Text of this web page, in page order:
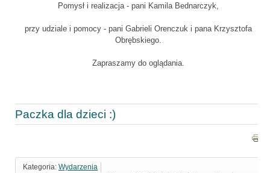
Pomysł i realizacja - pani Kamila Bednarczyk,
przy udziale i pomocy - pani Gabrieli Orenczuk i pana Krzysztofa
Obrębskiego.
Zapraszamy do oglądania.
Paczka dla dzieci :)
Kategoria: Wydarzenia